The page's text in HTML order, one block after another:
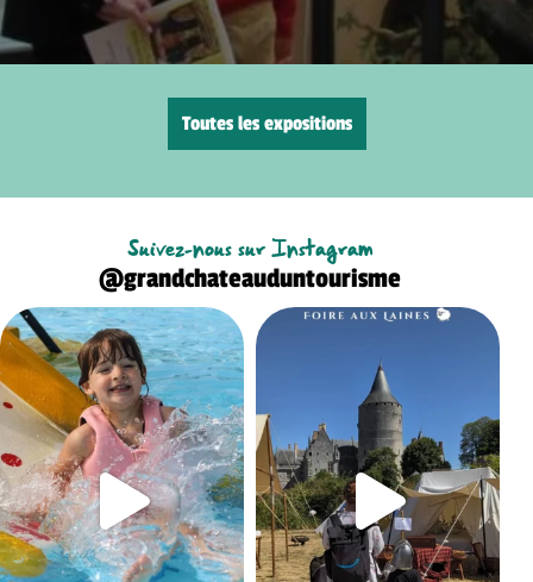
Toutes les expositions
Suivez-nous sur Instagram
@grandchateauduntourisme